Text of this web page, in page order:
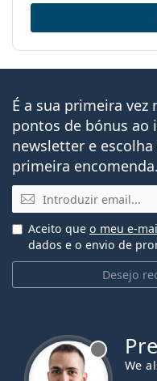
É a sua primeira vez
pontos de bónus ao
newsletter e
primeira encomenda.
Email
Desejo
Aceito que o meu e-
dados e o envio de
We